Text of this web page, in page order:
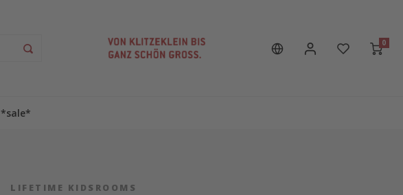
0
*sale*
LIFETIME KIDSROOMS